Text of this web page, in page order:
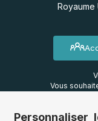
Royaume
Vous
Personnaliser